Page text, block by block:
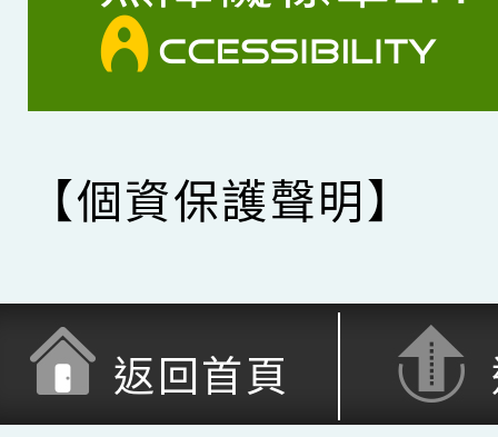
【個資保護聲明】
返回首頁